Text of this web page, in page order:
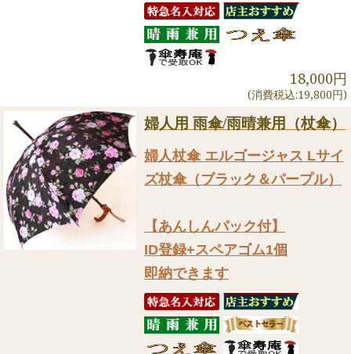
18,000円
(消費税込:19,800円)
婦人用 雨傘/雨晴兼用（杖傘）
婦人杖傘 エルゴージャス Lサイ
ズ杖傘（ブラック＆パープル）
【あんしんパック付】
ID登録+スペアゴム1個
即納できます